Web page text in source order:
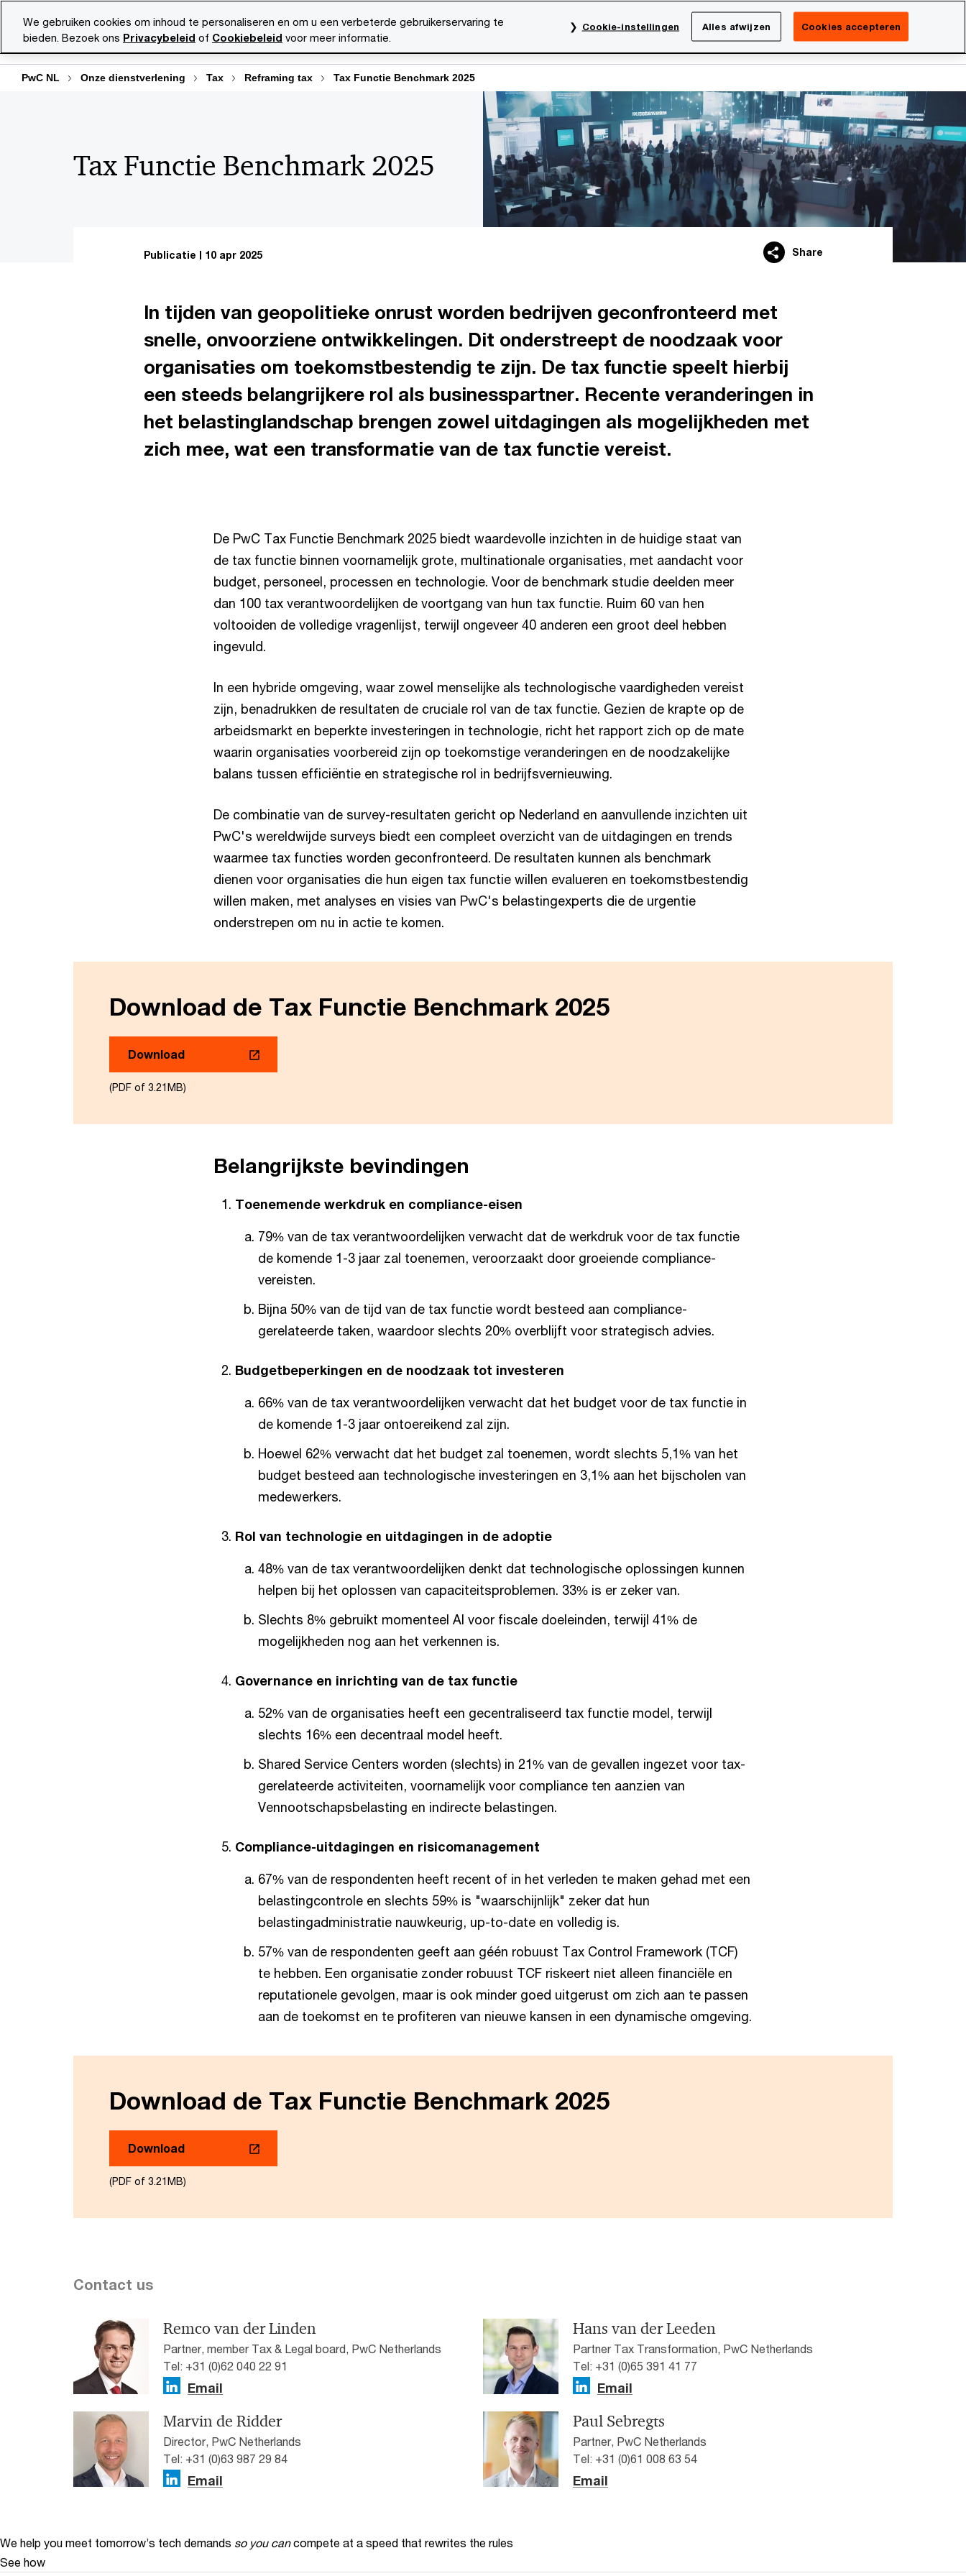
Diensten Marktsectoren Carrière
Netherlands
Search
PwC NL Onze dienstverlening Tax Reframing tax Tax Functie Benchmark 2025
Tax Functie Benchmark 2025
Publicatie 10 apr 2025 Share
In tijden van geopolitieke onrust worden bedrijven geconfronteerd met
snelle, onvoorziene ontwikkelingen. Dit onderstreept de noodzaak voor
organisaties om toekomstbestendig te zijn. De tax functie speelt hierbij
een steeds belangrijkere rol als businesspartner. Recente veranderingen in
het belastinglandschap brengen zowel uitdagingen als mogelijkheden met
zich mee, wat een transformatie van de tax functie vereist.
De PwC Tax Functie Benchmark 2025 biedt waardevolle inzichten in de huidige staat van
de tax functie binnen voornamelijk grote, multinationale organisaties, met aandacht voor
budget, personeel, processen en technologie. Voor de benchmark studie deelden meer
dan 100 tax verantwoordelijken de voortgang van hun tax functie. Ruim 60 van hen
voltooiden de volledige vragenlijst, terwijl ongeveer 40 anderen een groot deel hebben
ingevuld.
In een hybride omgeving, waar zowel menselijke als technologische vaardigheden vereist
zijn, benadrukken de resultaten de cruciale rol van de tax functie. Gezien de krapte op de
arbeidsmarkt en beperkte investeringen in technologie, richt het rapport zich op de mate
waarin organisaties voorbereid zijn op toekomstige veranderingen en de noodzakelijke
balans tussen efficiëntie en strategische rol in bedrijfsvernieuwing.
De combinatie van de survey-resultaten gericht op Nederland en aanvullende inzichten uit
PwC's wereldwijde surveys biedt een compleet overzicht van de uitdagingen en trends
waarmee tax functies worden geconfronteerd. De resultaten kunnen als benchmark
dienen voor organisaties die hun eigen tax functie willen evalueren en toekomstbestendig
willen maken, met analyses en visies van PwC's belastingexperts die de urgentie
onderstrepen om nu in actie te komen.
Download de Tax Functie Benchmark 2025
Download
(PDF of 3.21MB)
Belangrijkste bevindingen
Toenemende werkdruk en compliance-eisen
79% van de tax verantwoordelijken verwacht dat de werkdruk voor de tax functie
de komende 1-3 jaar zal toenemen, veroorzaakt door groeiende compliance-
vereisten.
Bijna 50% van de tijd van de tax functie wordt besteed aan compliance-
gerelateerde taken, waardoor slechts 20% overblijft voor strategisch advies.
Budgetbeperkingen en de noodzaak tot investeren
66% van de tax verantwoordelijken verwacht dat het budget voor de tax functie in
de komende 1-3 jaar ontoereikend zal zijn.
Hoewel 62% verwacht dat het budget zal toenemen, wordt slechts 5,1% van het
budget besteed aan technologische investeringen en 3,1% aan het bijscholen van
medewerkers.
Rol van technologie en uitdagingen in de adoptie
48% van de tax verantwoordelijken denkt dat technologische oplossingen kunnen
helpen bij het oplossen van capaciteitsproblemen. 33% is er zeker van.
Slechts 8% gebruikt momenteel AI voor fiscale doeleinden, terwijl 41% de
mogelijkheden nog aan het verkennen is.
Governance en inrichting van de tax functie
52% van de organisaties heeft een gecentraliseerd tax functie model, terwijl
slechts 16% een decentraal model heeft.
Shared Service Centers worden (slechts) in 21% van de gevallen ingezet voor tax-
gerelateerde activiteiten, voornamelijk voor compliance ten aanzien van
Vennootschapsbelasting en indirecte belastingen.
Compliance-uitdagingen en risicomanagement
67% van de respondenten heeft recent of in het verleden te maken gehad met een
belastingcontrole en slechts 59% is "waarschijnlijk" zeker dat hun
belastingadministratie nauwkeurig, up-to-date en volledig is.
57% van de respondenten geeft aan géén robuust Tax Control Framework (TCF)
te hebben. Een organisatie zonder robuust TCF riskeert niet alleen financiële en
reputationele gevolgen, maar is ook minder goed uitgerust om zich aan te passen
aan de toekomst en te profiteren van nieuwe kansen in een dynamische omgeving.
Download de Tax Functie Benchmark 2025
Download
(PDF of 3.21MB)
Contact us
Remco van der Linden
Partner, member Tax & Legal board, PwC Netherlands
Tel: +31 (0)62 040 22 91
Email
Hans van der Leeden
Partner Tax Transformation, PwC Netherlands
Tel: +31 (0)65 391 41 77
Email
Marvin de Ridder
Director, PwC Netherlands
Tel: +31 (0)63 987 29 84
Email
Paul Sebregts
Partner, PwC Netherlands
Tel: +31 (0)61 008 63 54
Email
We help you meet tomorrow’s tech demands so you can compete at a speed that rewrites the rules
See how
We gebruiken cookies om inhoud te personaliseren en om u een verbeterde gebruikerservaring te
bieden. Bezoek ons Privacybeleid of Cookiebeleid voor meer informatie.
Cookie-instellingen Alles afwijzen Cookies accepteren